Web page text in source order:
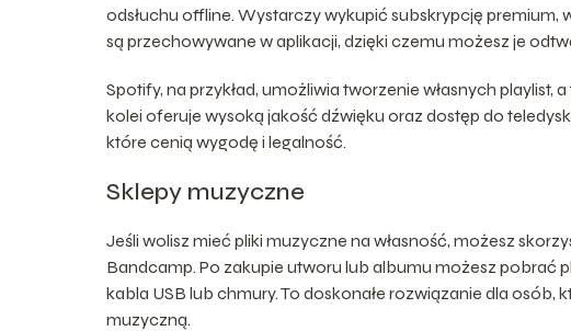
odsłuchu offline. Wystarczy wykupić subskrypcję premium,
są przechowywane w aplikacji, dzięki czemu możesz je
Spotify, na przykład, umożliwia tworzenie własnych
kolei oferuje wysoką jakość dźwięku oraz dostęp do
które cenią wygodę i legalność.
Sklepy muzyczne
Jeśli wolisz mieć pliki muzyczne na własność, możesz
Bandcamp. Po zakupie utworu lub albumu możesz pobrać
kabla USB lub chmury. To doskonałe rozwiązanie dla
muzyczną.